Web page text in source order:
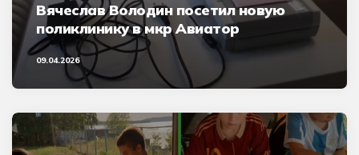
Вячеслав Володин посетил новую
поликлинику в мкр Авиатор
09.04.2026